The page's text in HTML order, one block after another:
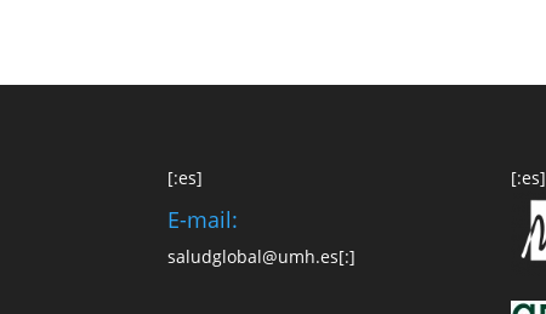
[:es]
E-mail:
saludglobal@umh.es[:]
[:es]